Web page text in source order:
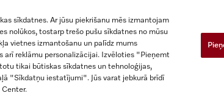
Lietošanas noteikumi
sīkdatnes. Ar jūsu piekrišanu mēs izmantojam
nolūkos, tostarp trešo pušu sīkdatnes no mūsu
vietnes izmantošanu un palīdz mums
arī reklāmu personalizācijai. Izvēloties "Pieņemt
tikai būtiskas sīkdatnes un tehnoloģijas,
"Sīkdatņu iestatījumi". Jūs varat jebkurā brīdī